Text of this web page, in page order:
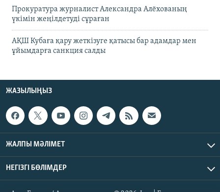
Прокуратура журналист Александра Алёхованың
үкімін жеңілдетуді сұраған
АҚШ Кубаға қару жеткізуге қатысы бар адамдар мен
ұйымдарға санкция салды
ЖАЗЫЛЫҢЫЗ
ЖАЛПЫ МӘЛІМЕТ
НЕГІЗГІ БӨЛІМДЕР